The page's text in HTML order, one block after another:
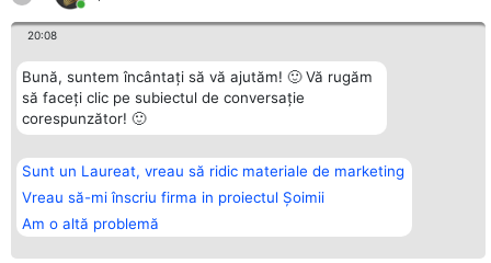
20:08
Bună, suntem încântați să vă ajutăm! 🙂 Vă rugăm
să faceți clic pe subiectul de conversație
corespunzător! 🙂
Sunt un Laureat, vreau să ridic materiale de marketing
Vreau să-mi înscriu firma in proiectul Șoimii
Am o altă problemă
8.7
Organizator Ranking
BRIGHT SOLUTIONS BR SRL
Aleea Timisul De Sus 2 Bl. A30
București
CUI 36737675
tel: +40 770 990 492
Plebiscyt
Câștigătorii
Reguli
Statut
Politica de
confidențialitate